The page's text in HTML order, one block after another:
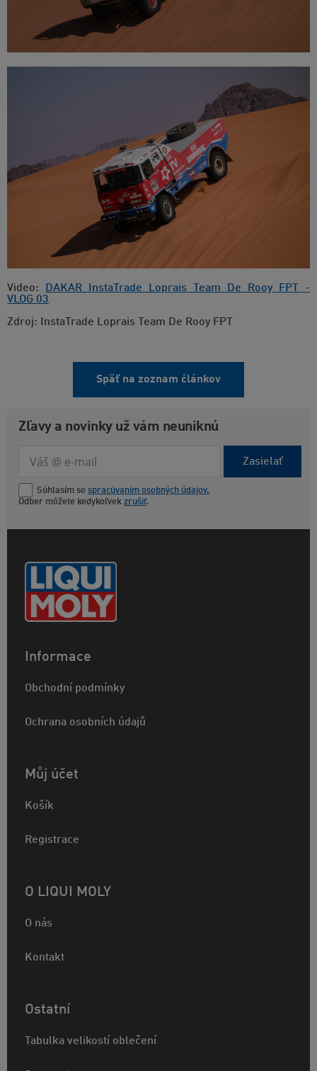
Video: DAKAR InstaTrade Loprais Team De Rooy FPT -
VLOG 03
Zdroj: InstaTrade Loprais Team De Rooy FPT
Späť na zoznam článkov
Zľavy a novinky už vám neuniknú
Zasielať
Súhlasím so spracúvaním osobných údajov.
Odber môžete kedykoľvek zrušiť.
Informace
Obchodní podmínky
Ochrana osobních údajů
Můj účet
Košík
Registrace
O LIQUI MOLY
O nás
Kontakt
Ostatní
Tabulka velikostí oblečení